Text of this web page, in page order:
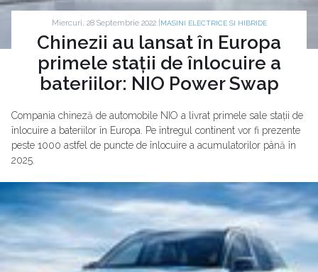
Miercuri, 28 Septembrie 2022 | MASINI ELECTRICE SI HIBRIDE
Chinezii au lansat în Europa
primele stații de înlocuire a
bateriilor: NIO Power Swap
Compania chineză de automobile NIO a livrat primele sale stații de
înlocuire a bateriilor în Europa. Pe întregul continent vor fi prezente
peste 1000 astfel de puncte de înlocuire a acumulatorilor până în
2025.